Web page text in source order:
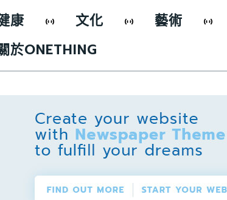
康 文化 藝術
於ONETHING